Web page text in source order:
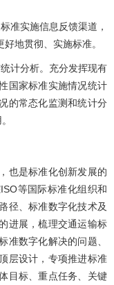
准实施信息反馈渠道，
地贯彻、实施标准。
计分析。充分发挥现有
国家标准实施情况统计
的常态化监测和统计分
也是标准化创新发展的
等国际标准化组织和
径、标准数字化技术及
进展，梳理交通运输标
准数字化解决的问题、
层设计，专项推进标准
目标、重点任务、关键